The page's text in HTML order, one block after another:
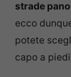
strade
ecco
potete
capo a